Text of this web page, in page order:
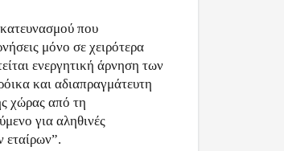
κατευνασμού που
μόνο σε χειρότερα
ενεργητική άρνηση των
και αδιαπραγμάτευτη
χώρας από τη
για αληθινές
εταίρων”.